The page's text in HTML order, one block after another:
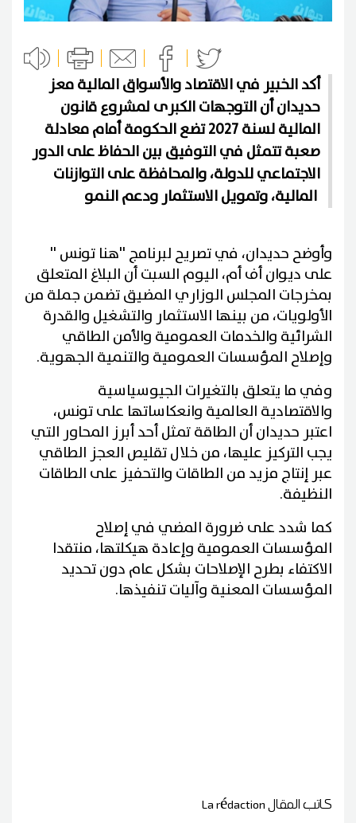
أكد الخبير في الاقتصاد والأسواق المالية معز
حديدان أن التوجهات الكبرى لمشروع قانون
المالية لسنة 2027 تضع الحكومة أمام معادلة
صعبة تتمثل في التوفيق بين الحفاظ على الدور
الاجتماعي للدولة، والمحافظة على التوازنات
وأوضح حديدان، في تصريح لبرنامج ''هنا تونس ''
على ديوان أف أم، اليوم السبت أن البلاغ المتعلق
بمخرجات المجلس الوزاري المضيق تضمن جملة من
الأولويات، من بينها الاستثمار والتشغيل والقدرة
الشرائية والخدمات العمومية والأمن الطاقي
وإصلاح المؤسسات العمومية والتنمية الجهوية.
وفي ما يتعلق بالتغيرات الجيوسياسية
والاقتصادية العالمية وانعكاساتها على تونس،
اعتبر حديدان أن الطاقة تمثل أحد أبرز المحاور التي
يجب التركيز عليها، من خلال تقليص العجز الطاقي
عبر إنتاج مزيد من الطاقات والتحفيز على الطاقات
النظيفة.
كما شدد على ضرورة المضي في إصلاح
المؤسسات العمومية وإعادة هيكلتها، منتقدا
الاكتفاء بطرح الإصلاحات بشكل عام دون تحديد
المؤسسات المعنية وآليات تنفيذها.
كاتب المقالLa rédaction